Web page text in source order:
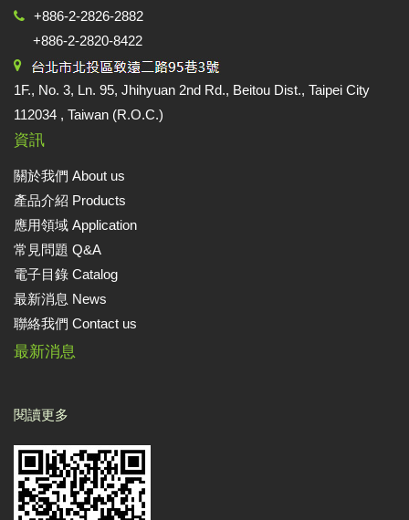
+886-2-2826-2882
+886-2-2820-8422
1F., No. 3, Ln. 95, Jhihyuan 2nd Rd., Beitou Dist., Taipei City
112034 , Taiwan (R.O.C.)
資訊
關於我們 About us
產品介紹 Products
應用領域 Application
常見問題 Q&A
電子目錄 Catalog
最新消息 News
聯絡我們 Contact us
最新消息
閱讀更多